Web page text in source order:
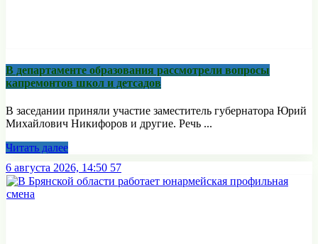
В департаменте образования рассмотрели вопросы
капремонтов школ и детсадов
В заседании приняли участие заместитель губернатора Юрий
Михайлович Никифоров и другие. Речь ...
Читать далее
6 августа 2026, 14:50 57